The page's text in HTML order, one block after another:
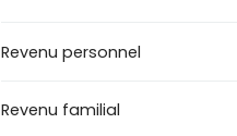
Revenu personnel
Revenu familial